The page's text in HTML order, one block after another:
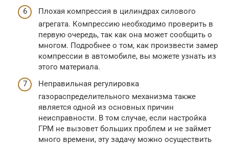
Плохая компрессия в цилиндрах силового
агрегата. Компрессию необходимо проверить в
первую очередь, так как она может сообщить о
многом. Подробнее о том, как произвести замер
компрессии в автомобиле, вы можете узнать из
этого материала.
Неправильная регулировка
газораспределительного механизма также
является одной из основных причин
неисправности. В том случае, если настройка
ГРМ не вызовет больших проблем и не займет
много времени, эту задачу можно осуществить